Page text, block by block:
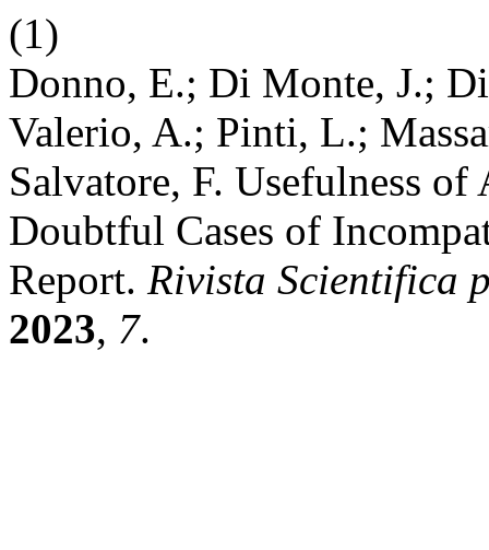
(1)
Donno, E.; Di Monte, J.;
Valerio, A.; Pinti, L.;
Salvatore, F. Usefulness
Doubtful Cases of
Report. Rivista Scientifica
2023, 7.